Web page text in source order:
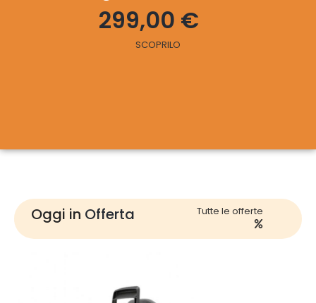
299,00 €
SCOPRILO
Bird
159,00 €
PCS 22-10
428,00 €
SCOPRILO
Oggi in Offerta Tutte le offerte